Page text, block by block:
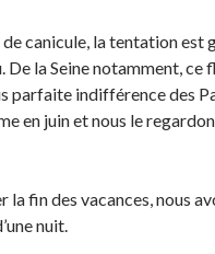
canicule, la tentation est
De la Seine notamment, ce
parfaite indifférence des
en juin et nous le
la fin des vacances, nous
nuit.